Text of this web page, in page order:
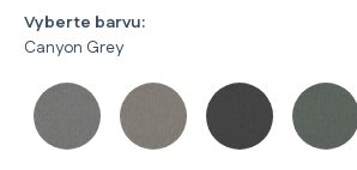
Vyberte barvu:
Canyon Grey